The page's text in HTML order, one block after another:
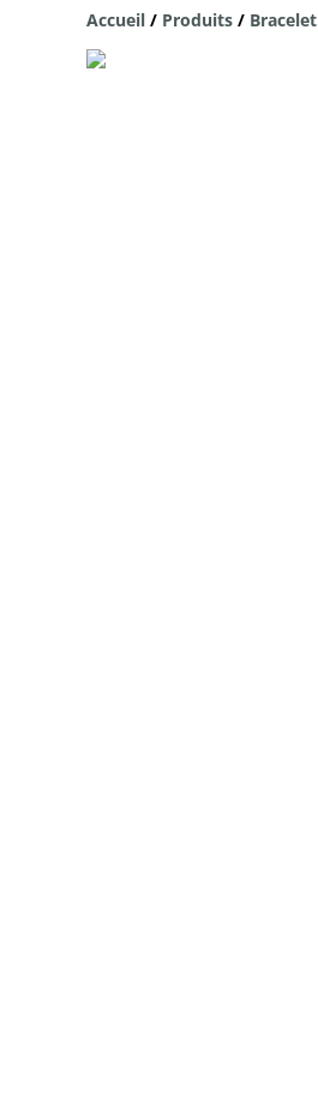
Accueil / Produits / Bracelet